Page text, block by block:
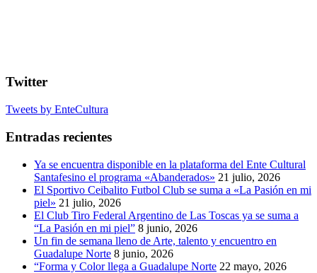
Twitter
Tweets by EnteCultura
Entradas recientes
Ya se encuentra disponible en la plataforma del Ente Cultural
Santafesino el programa «Abanderados» 21 julio, 2026
El Sportivo Ceibalito Futbol Club se suma a «La Pasión en mi
piel» 21 julio, 2026
El Club Tiro Federal Argentino de Las Toscas ya se suma a
“La Pasión en mi piel” 8 junio, 2026
Un fin de semana lleno de Arte, talento y encuentro en
Guadalupe Norte 8 junio, 2026
“Forma y Color llega a Guadalupe Norte 22 mayo, 2026